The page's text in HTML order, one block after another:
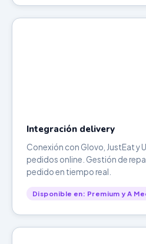
Integración delivery
Conexión con Glovo, JustEat y
pedidos online. Gestión de
pedido en tiempo real.
Disponible en: Premium y A